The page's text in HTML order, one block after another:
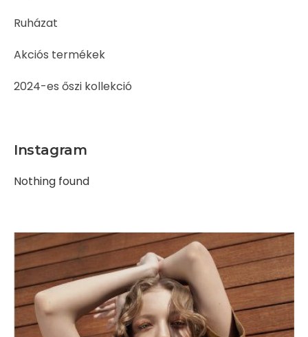
Ruházat
Akciós termékek
2024-es őszi kollekció
Instagram
Nothing found